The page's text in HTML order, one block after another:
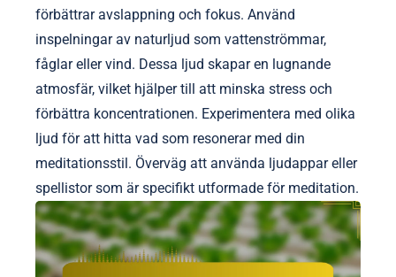
förbättrar avslappning och fokus. Använd
inspelningar av naturljud som vattenströmmar,
fåglar eller vind. Dessa ljud skapar en lugnande
atmosfär, vilket hjälper till att minska stress och
förbättra koncentrationen. Experimentera med olika
ljud för att hitta vad som resonerar med din
meditationsstil. Överväg att använda ljudappar eller
spellistor som är specifikt utformade för meditation.